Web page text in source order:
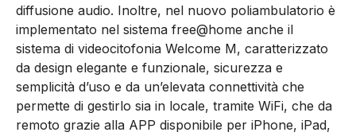
diffusione audio. Inoltre, nel nuovo poliambulatorio è
implementato nel sistema free@home anche il
sistema di videocitofonia Welcome M, caratterizzato
da design elegante e funzionale, sicurezza e
semplicità d’uso e da un’elevata connettività che
permette di gestirlo sia in locale, tramite WiFi, che da
remoto grazie alla APP disponibile per iPhone, iPad,